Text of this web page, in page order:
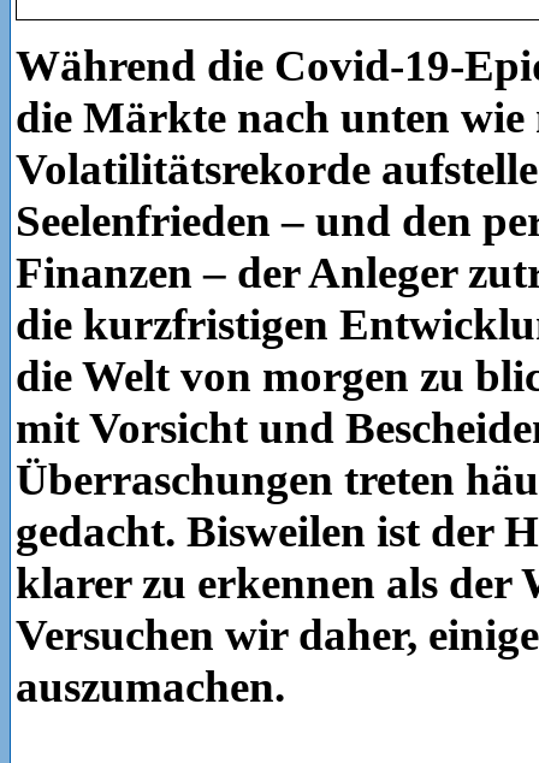
Während die Covid-19-
die Märkte nach unten wie
Volatilitätsrekorde
Seelenfrieden – und den
Finanzen – der Anleger
die kurzfristigen
die Welt von morgen zu
mit Vorsicht und
Überraschungen treten
gedacht. Bisweilen ist der
klarer zu erkennen als der
Versuchen wir daher,
auszumachen.